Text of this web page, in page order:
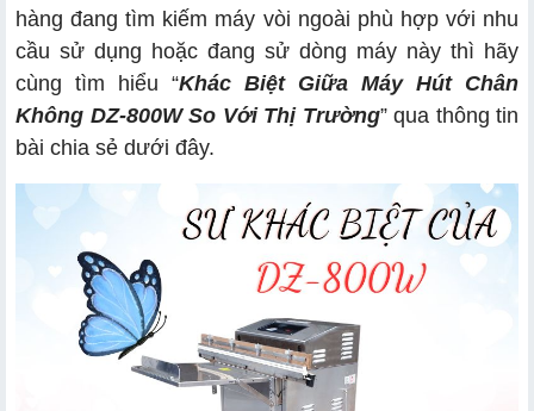
hàng đang tìm kiếm máy vòi ngoài phù hợp với nhu
cầu sử dụng hoặc đang sử dòng máy này thì hãy
cùng tìm hiểu “Khác Biệt Giữa Máy Hút Chân
Không DZ-800W So Với Thị Trường” qua thông tin
bài chia sẻ dưới đây.